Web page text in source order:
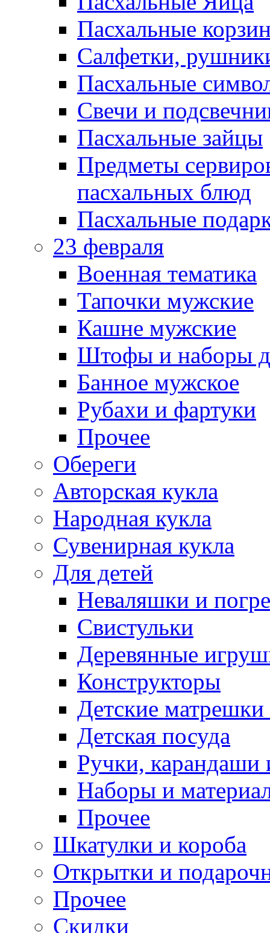
Пасхальные
Салфетки,
Пасхальные
Свечи и
Пасхальные зайцы
Предметы
пасхальных блюд
Пасхальные
23 февраля
Военная тематика
Тапочки мужские
Кашне мужские
Штофы и наборы
Банное мужское
Рубахи и фартуки
Прочее
Обереги
Авторская кукла
Народная кукла
Сувенирная кукла
Для детей
Неваляшки и
Свистульки
Деревянные
Конструкторы
Детские
Детская посуда
Ручки,
Наборы и
Прочее
Шкатулки и короба
Открытки и
Прочее
Скидки